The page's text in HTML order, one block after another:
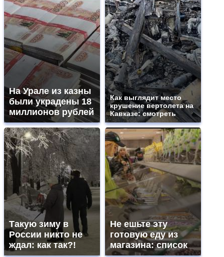
На Урале из казны
были украдены 18
миллионов рублей
Как выглядит место
крушение вертолета на
Кавказе: смотреть
Такую зиму в
России никто не
ждал: как так?!
Не ешьте эту
готовую еду из
магазина: список